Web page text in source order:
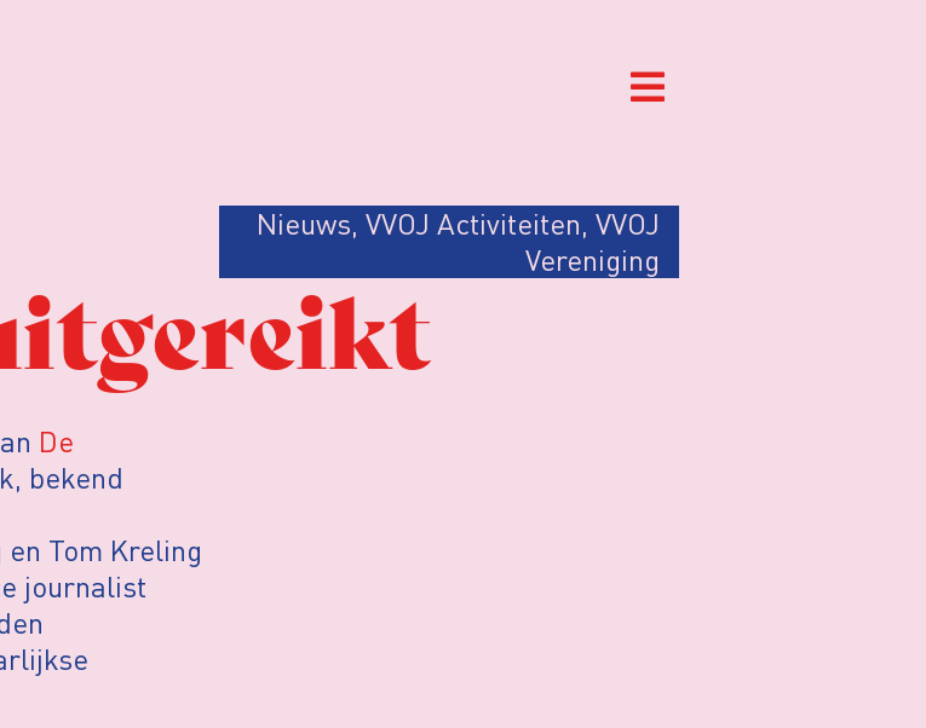
Nieuws, VVOJ Activiteiten, VVOJ
Vereniging
De
bekend
Tom Kreling
journalist